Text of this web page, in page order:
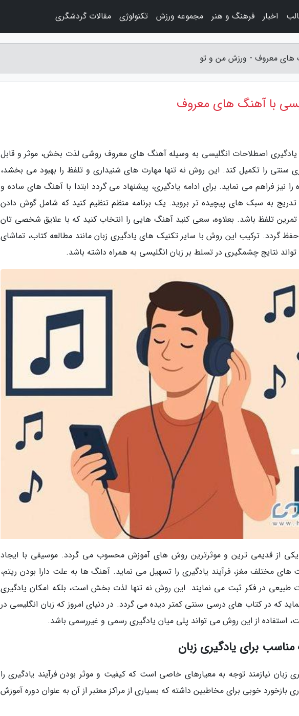
های معروف - ورزش من و تو
با آهنگ های معروف
اصطلاحات انگلیسی به وسیله آهنگ های معروف روشی لذت بخش، موثر و قابل
سنتی را تکمیل کند. این روش نه تنها مهارت های شنیداری و تلفظ را بهبود می بخشد،
را نیز فراهم می نماید. برای ادامه یادگیری، پیشنهاد می گردد ابتدا با آهنگ های ساده و
به سبک های پیچیده تر بروید. یک برنامه منظم تنظیم کنید که شامل گوش دادن
تمرین تلفظ باشد. بعلاوه، سعی کنید آهنگ هایی را انتخاب کنید که با علایق شخصی تان
حفظ گردد. ترکیب این روش با سایر تکنیک های یادگیری زبان مانند مطالعه کتاب، تماشای
تواند نتایج چشمگیری در تسلط بر زبان انگلیسی به همراه داشته باشد.
یکی از قدیمی ترین و موثرترین روش های آموزش محسوب می گردد. موسیقی با ایجاد
مختلف مغز، فرآیند یادگیری را تسهیل می نماید. آهنگ ها به علت دارا بودن ریتم،
طبیعی در فکر ثبت می نمایند. این روش نه تنها لذت بخش است، بلکه امکان یادگیری
که در کتاب های درسی سنتی کمتر دیده می گردد. در دنیای امروز که زبان انگلیسی در
استفاده از این روش می تواند پلی میان یادگیری رسمی و غیررسمی باشد.
برای یادگیری زبان
زبان نیازمند توجه به معیارهای خاصی است که کیفیت و موثر بودن فرآیند یادگیری را
خوبی برای مخاطبین داشته که بسیاری از مراکز معتبر از آن به عنوان دوره آموزش
اخبار فرهنگ و هنر مجموعه ورزش تکنولوژی مقالات گردشگری